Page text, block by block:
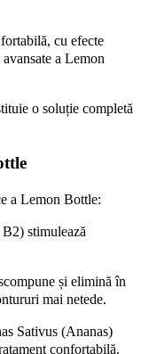
cu efecte
a Lemon
o soluție completă
a Lemon Bottle:
stimulează
și elimină în
mai netede.
Sativus (Ananas)
confortabilă.